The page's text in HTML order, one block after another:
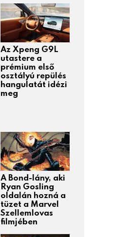
Az Xpeng G9L
utastere a
prémium első
osztályú repülés
hangulatát idézi
meg
A Bond-lány, aki
Ryan Gosling
oldalán hozná a
tüzet a Marvel
Szellemlovas
filmjében